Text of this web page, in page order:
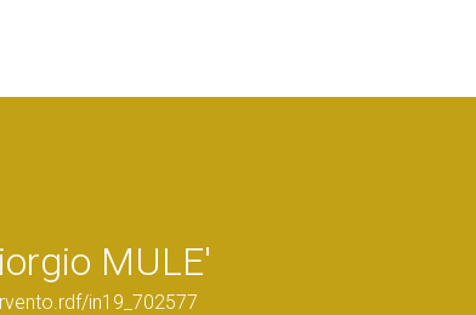
MULE'
in19_702577